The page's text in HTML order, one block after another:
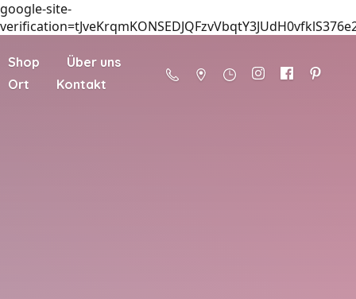
google-site-
Shop
Über uns
Ort
Kontakt